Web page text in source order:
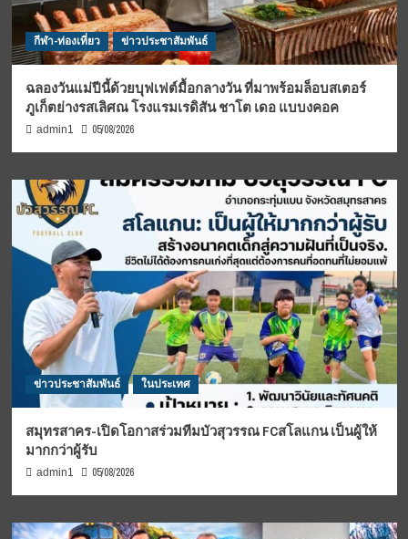
กีฬา-ท่องเที่ยว ข่าวประชาสัมพันธ์
ฉลองวันแม่ปีนี้ด้วยบุฟเฟต์มื้อกลางวัน ที่มาพร้อมล็อบสเตอร์
ภูเก็ตย่างรสเลิศณ โรงแรมเรดิสัน ชาโต เดอ แบบงคอค
admin1 05/08/2026
ข่าวประชาสัมพันธ์ ในประเทศ
สมุทรสาคร-เปิดโอกาสร่วมทีมบัวสุวรรณ FCสโลแกน เป็นผู้ให้
มากกว่าผู้รับ
admin1 05/08/2026